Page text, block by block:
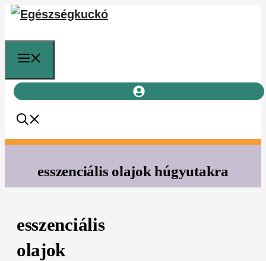
Kilépés
esszenciális olajok húgyutakra
esszenciális
olajok